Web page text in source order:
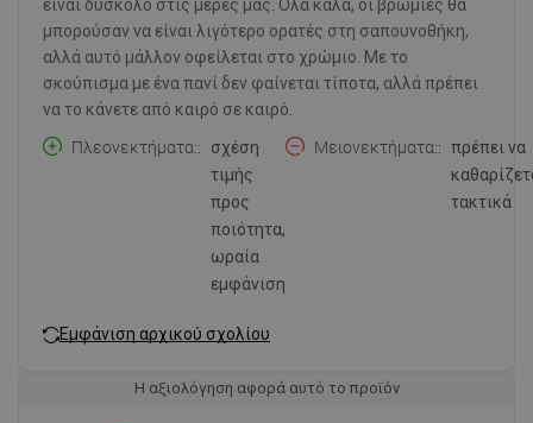
είναι δύσκολο στις μέρες μας. Όλα καλά, οι βρωμιές θα
μπορούσαν να είναι λιγότερο ορατές στη σαπουνοθήκη,
αλλά αυτό μάλλον οφείλεται στο χρώμιο. Με το
σκούπισμα με ένα πανί δεν φαίνεται τίποτα, αλλά πρέπει
να το κάνετε από καιρό σε καιρό.
Πλεονεκτήματα:
σχέση
τιμής
προς
ποιότητα,
ωραία
εμφάνιση
Μειονεκτήματα:
πρέπει να
τακτικά
Εμφάνιση αρχικού σχολίου
Η αξιολόγηση αφορά αυτό το προϊόν